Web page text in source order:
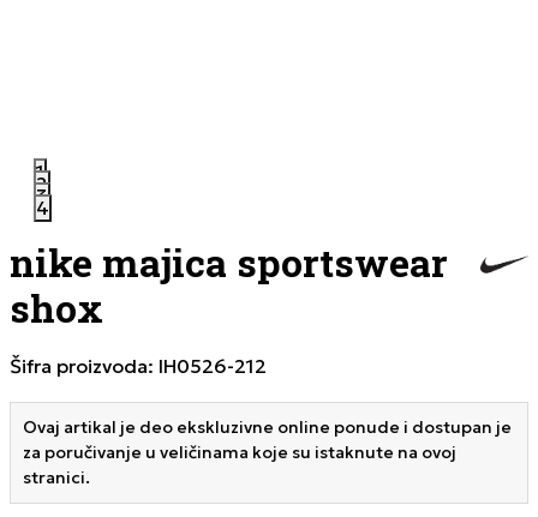
1
2
3
4
nike majica sportswear
shox
Šifra proizvoda: IH0526-212
Ovaj artikal je deo ekskluzivne online ponude i dostupan je
za poručivanje u veličinama koje su istaknute na ovoj
stranici.